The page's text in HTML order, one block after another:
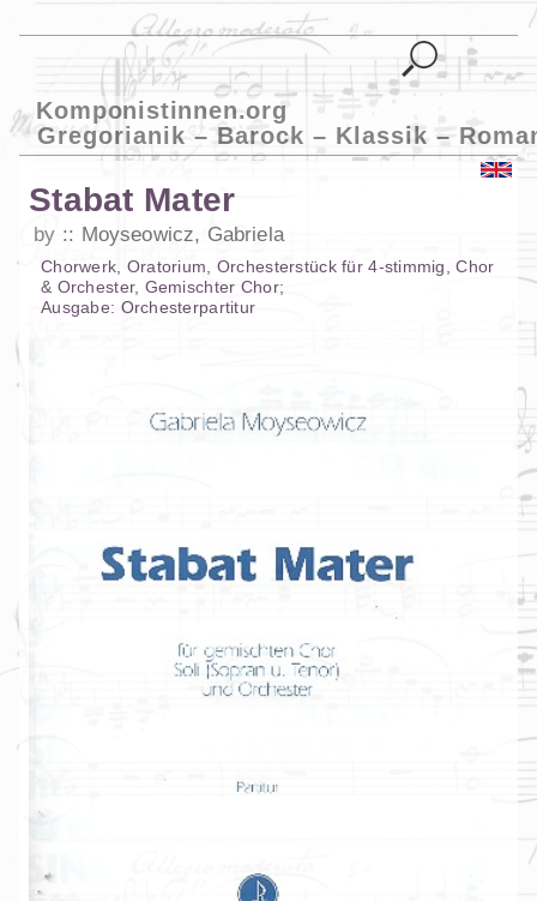
Komponistinnen.org
Gregorianik – Barock – Klassik –
Stabat Mater
by Moyseowicz, Gabriela
Chorwerk Oratorium Orchesterstückfür4-stimmig ,Chor
& Orchester, Gemischter Chor;
Ausgabe: Orchesterpartitur